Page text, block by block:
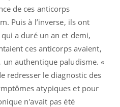
de ces anticorps
Puis à l’inverse, ils ont
a duré un an et demi,
ces anticorps avaient,
un authentique paludisme. «
redresser le diagnostic des
atypiques et pour
n'avait pas été